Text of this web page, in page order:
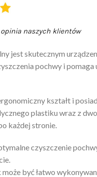
naszych klientów
jest skutecznym
pochwy i pomaga
kształt i
plastiku wraz z
każdej stronie.
czyszczenie
być łatwo